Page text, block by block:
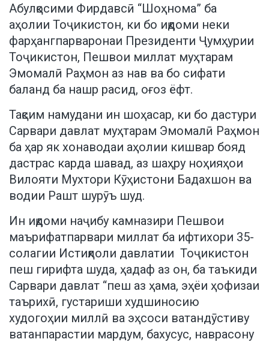
Абулқосими Фирдавсӣ “Шоҳнома” ба
аҳолии Тоҷикистон, ки бо иқдоми неки
фарҳангпарваронаи Президенти Ҷумҳурии
Тоҷикистон, Пешвои миллат муҳтарам
Эмомалӣ Раҳмон аз нав ва бо сифати
баланд ба нашр расид, оғоз ёфт.
Тақсим намудани ин шоҳасар, ки бо дастури
Сарвари давлат муҳтарам Эмомалӣ Раҳмон
ба ҳар як хонаводаи аҳолии кишвар бояд
дастрас карда шавад, аз шаҳру ноҳияҳои
Вилояти Мухтори Кӯҳистони Бадахшон ва
водии Рашт шурӯъ шуд.
Ин иқдоми наҷибу камназири Пешвои
маърифатпарвари миллат ба ифтихори 35-
солагии Истиқлоли давлатии Тоҷикистон
пеш гирифта шуда, ҳадаф аз он, ба таъкиди
Сарвари давлат “пеш аз ҳама, эҳёи ҳофизаи
таърихӣ, густариши худшиносию
худогоҳии миллӣ ва эҳсоси ватандӯстиву
ватанпарастии мардум, бахусус, наврасону